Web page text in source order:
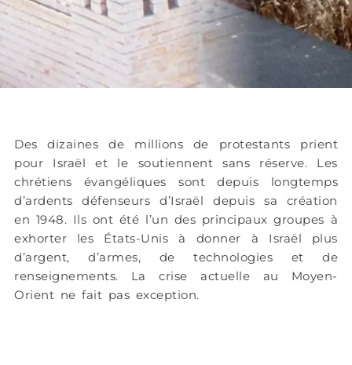
Des dizaines de millions de protestants prient
pour Israël et le soutiennent sans réserve. Les
chrétiens évangéliques sont depuis longtemps
d’ardents défenseurs d’Israël depuis sa création
en 1948. Ils ont été l’un des principaux groupes à
exhorter les États-Unis à donner à Israël plus
d’argent, d’armes, de technologies et de
renseignements. La crise actuelle au Moyen-
Orient ne fait pas exception.